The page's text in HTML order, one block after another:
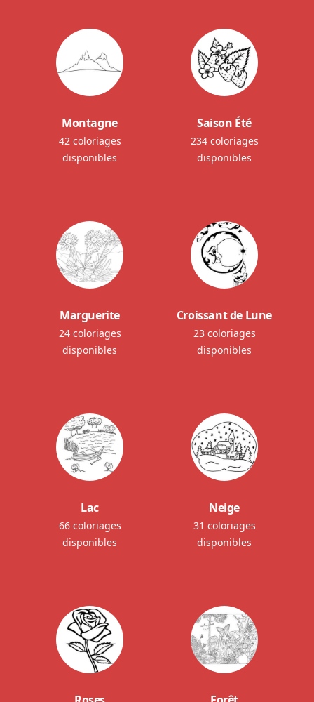
Montagne
42 coloriages
disponibles
Saison Été
234 coloriages
disponibles
Marguerite
24 coloriages
disponibles
Croissant de Lune
23 coloriages
disponibles
Lac
66 coloriages
disponibles
Neige
31 coloriages
disponibles